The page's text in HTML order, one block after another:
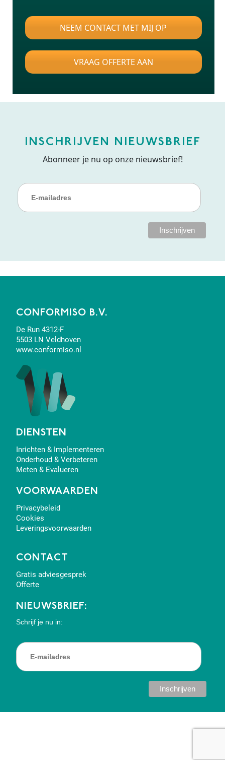
NEEM CONTACT MET MIJ OP
VRAAG OFFERTE AAN
INSCHRIJVEN NIEUWSBRIEF
Abonneer je nu op onze nieuwsbrief!
CONFORMISO B.V.
De Run 4312-F
5503 LN Veldhoven
www.conformiso.nl
DIENSTEN
Inrichten & Implementeren
Onderhoud & Verbeteren
Meten & Evalueren
VOORWAARDEN
Privacybeleid
Cookies
Leveringsvoorwaarden
CONTACT
Gratis adviesgesprek
Offerte
NIEUWSBRIEF:
Schrijf je nu in: